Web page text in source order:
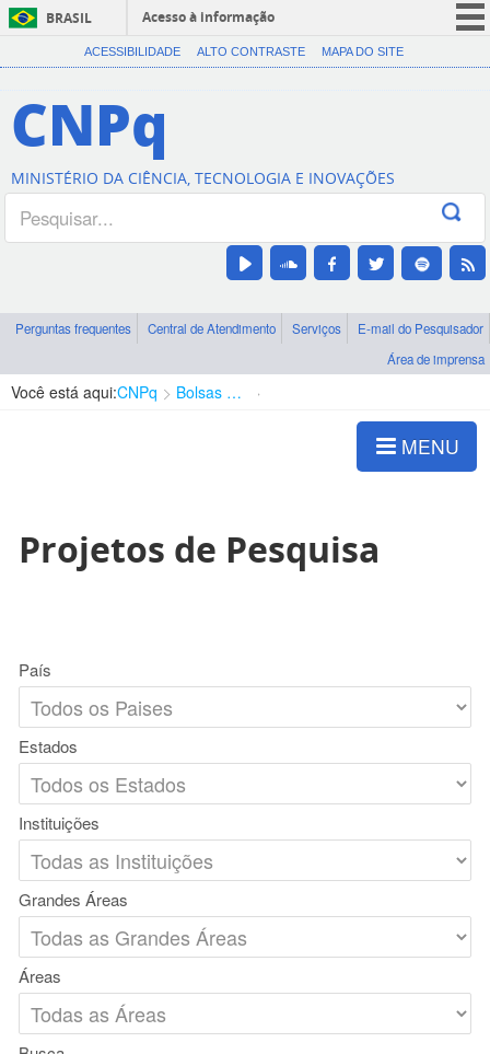
BRASIL
Acesso à informação
CORONAVÍRUS (COVID-19)
Canais
ACESSIBILIDADE ALTO CONTRASTE MAPA DO SITE
CNPq
MINISTÉRIO DA CIÊNCIA, TECNOLOGIA E INOVAÇÕES
Perguntas frequentes Central de Atendimento Serviços
E-mail do Pesquisador
Área de imprensa
Você está aqui:CNPq Bolsas e Auxílios Vigentes
MENU
Projetos de Pesquisa
País
Estados
Instituições
Grandes Áreas
Áreas